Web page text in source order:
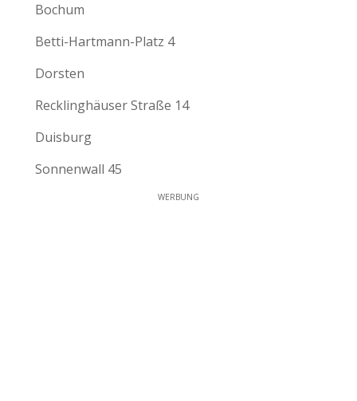
Bochum
Betti-Hartmann-Platz 4
Dorsten
Recklinghäuser Straße 14
Duisburg
Sonnenwall 45
WERBUNG